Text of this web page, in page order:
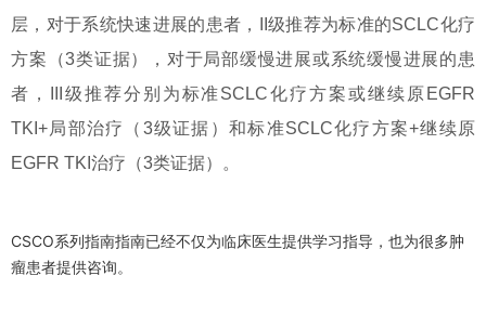
层，对于系统快速进展的患者，II级推荐为标准的SCLC化疗
方案（3类证据），对于局部缓慢进展或系统缓慢进展的患
者，III级推荐分别为标准SCLC化疗方案或继续原EGFR
TKI+局部治疗（3级证据）和标准SCLC化疗方案+继续原
EGFR TKI治疗（3类证据）。
CSCO系列指南指南已经不仅为临床医生提供学习指导，也为很多肿
瘤患者提供咨询。